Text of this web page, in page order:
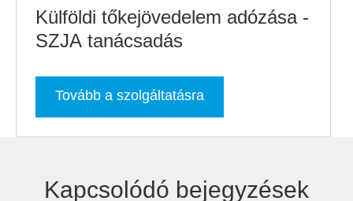
Külföldi tőkejövedelem adózása -
SZJA tanácsadás
Tovább a szolgáltatásra
Kapcsolódó bejegyzések